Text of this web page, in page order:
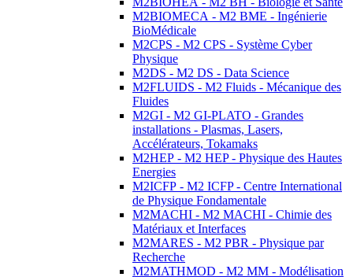
M2BIOMECA - M2 BME - Ingénierie
BioMédicale
M2CPS - M2 CPS - Système Cyber
Physique
M2DS - M2 DS - Data Science
M2FLUIDS - M2 Fluids - Mécanique des
Fluides
M2GI - M2 GI-PLATO - Grandes
installations - Plasmas, Lasers,
Accélérateurs, Tokamaks
M2HEP - M2 HEP - Physique des Hautes
Energies
M2ICFP - M2 ICFP - Centre International
de Physique Fondamentale
M2MACHI - M2 MACHI - Chimie des
Matériaux et Interfaces
M2MARES - M2 PBR - Physique par
Recherche
M2MATHMOD - M2 MM - Modélisation